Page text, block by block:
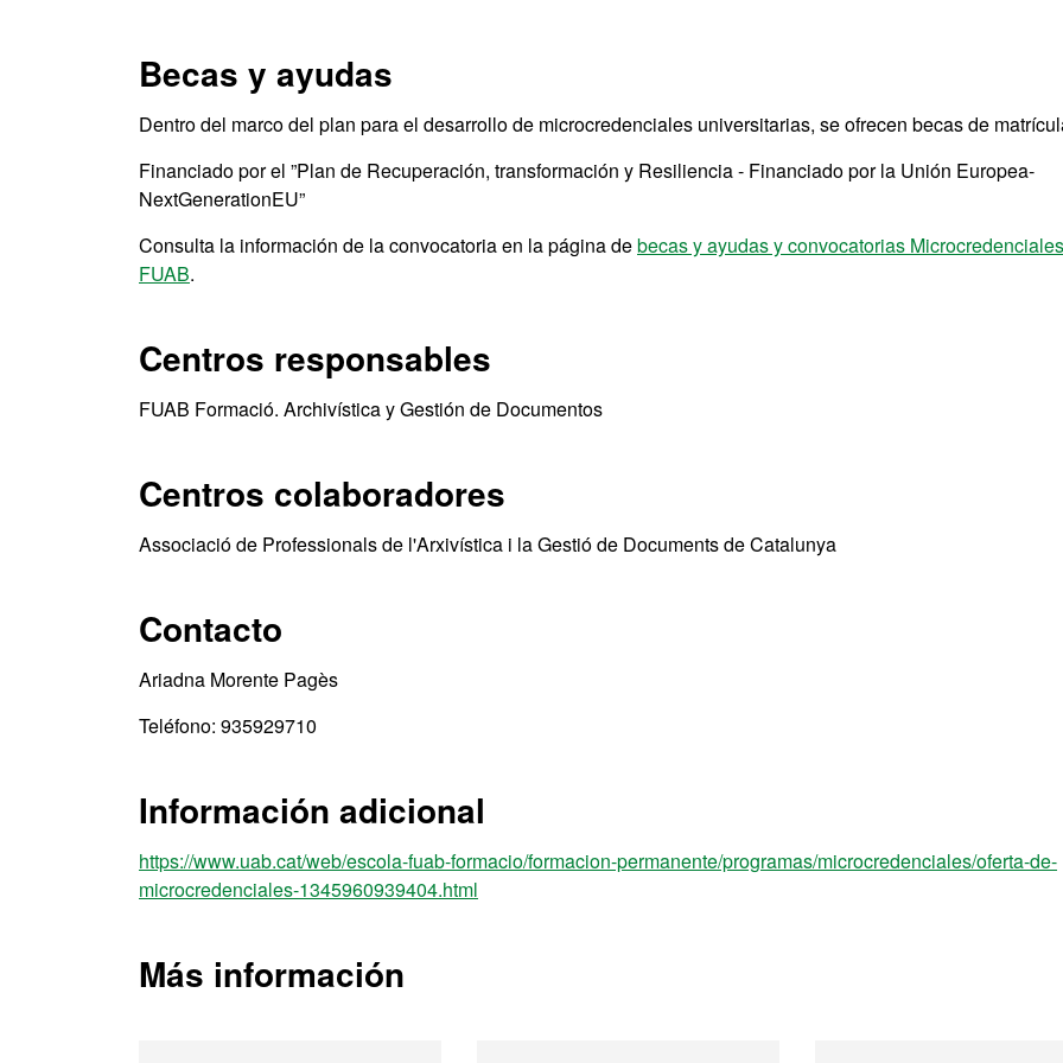
Becas y ayudas
Dentro del marco del plan para el desarrollo de microcredenciales universitarias, se ofrecen becas de
Financiado por el ”Plan de Recuperación, transformación y Resiliencia - Financiado por la Unión Europea-
NextGenerationEU”
Consulta la información de la convocatoria en la página debecas y ayudas y convocatorias Microcredenciales
FUAB.
Centros responsables
FUAB Formació. Archivística y Gestión de Documentos
Centros colaboradores
Associació de Professionals de l'Arxivística i la Gestió de Documents de Catalunya
Contacto
Ariadna Morente Pagès
Teléfono: 935929710
Información adicional
https://www.uab.cat/web/escola-fuab-formacio/formacion-permanente/programas/microcredenciales/oferta-de-
microcredenciales-1345960939404.html
Más información